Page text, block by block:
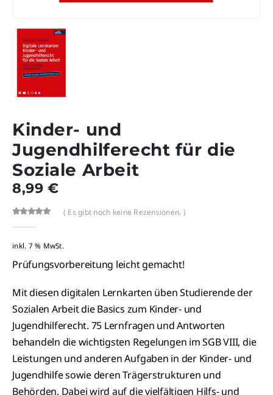
Kinder- und
Jugendhilferecht für die
Soziale Arbeit
8,99 €
( Es gibt noch keine Rezensionen. )
inkl. 7 % MwSt.
Prüfungsvorbereitung leicht gemacht!
Mit diesen digitalen Lernkarten üben Studierende der
Sozialen Arbeit die Basics zum Kinder- und
Jugendhilferecht. 75 Lernfragen und Antworten
behandeln die wichtigsten Regelungen im SGB VIII, die
Leistungen und anderen Aufgaben in der Kinder- und
Jugendhilfe sowie deren Trägerstrukturen und
Behörden. Dabei wird auf die vielfältigen Hilfs- und